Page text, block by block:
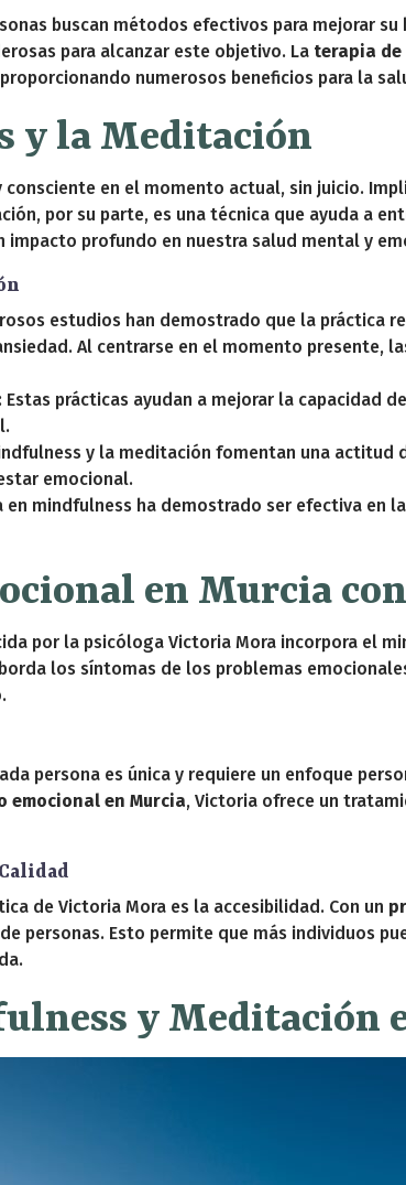
buscan métodos efectivos para mejorar
para alcanzar este objetivo. La terapia de
numerosos beneficios para la
y la Meditación
en el momento actual, sin juicio.
por su parte, es una técnica que ayuda a
impacto profundo en nuestra salud mental y
estudios han demostrado que la práctica
Al centrarse en el momento presente,
: Estas prácticas ayudan a mejorar la capacidad
y la meditación fomentan una actitud
emocional.
en mindfulness ha demostrado ser efectiva en
en Murcia
por la psicóloga Victoria Mora incorpora el
los síntomas de los problemas
persona es única y requiere un enfoque
emocional en Murcia, Victoria ofrece un
de Victoria Mora es la accesibilidad. Con un
personas. Esto permite que más individuos
y Meditación